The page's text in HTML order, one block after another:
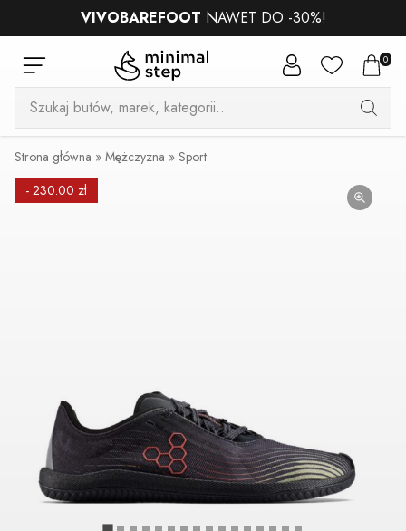
VIVOBAREFOOT NAWET DO -30%!
0
Wyszukiwarka
produktów
Strona główna » Mężczyzna » Sport
- 230.00 zł